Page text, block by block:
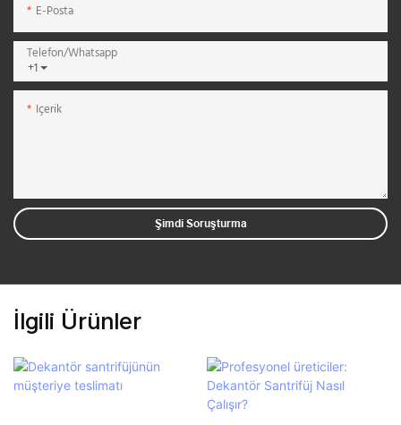
E-Posta
+1
Telefon/whatsapp
Içerik
Şimdi Soruşturma
İlgili Ürünler